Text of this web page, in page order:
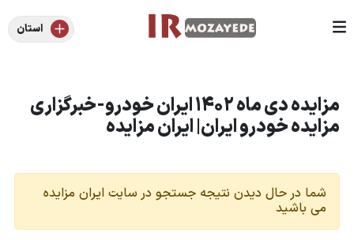
استان
مزایده دی ماه 1402 ایران خودرو-خبرگزاری
مزایده خودرو ایران| ایران مزایده
شما در حال دیدن نتیجه جستجو در سایت ایران مزایده
می باشید